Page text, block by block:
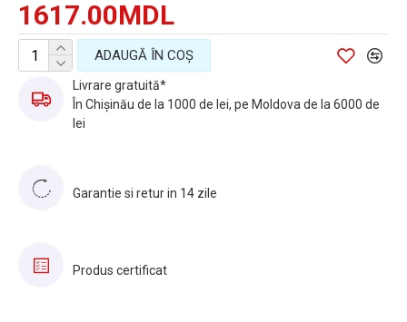
1617.00MDL
ADAUGĂ ÎN COŞ
Livrare gratuită*
În Chișinău de la 1000 de lei, pe Moldova de la 6000 de
lei
Garantie si retur in 14 zile
Produs certificat